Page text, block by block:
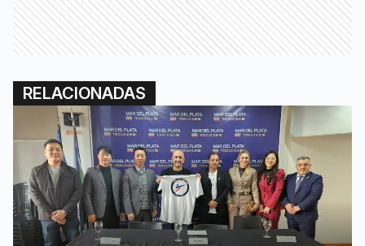
RELACIONADAS